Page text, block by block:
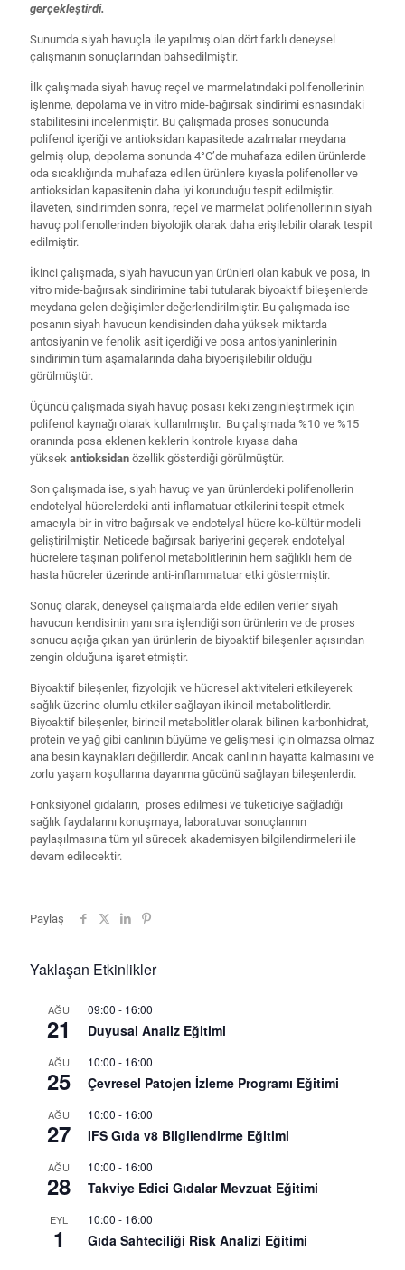
gerçekleştirdi.
Sunumda siyah havuçla ile yapılmış olan dört farklı deneysel
çalışmanın sonuçlarından bahsedilmiştir.
İlk çalışmada siyah havuç reçel ve marmelatındaki polifenollerinin
işlenme, depolama ve in vitro mide-bağırsak sindirimi esnasındaki
stabilitesini incelenmiştir. Bu çalışmada proses sonucunda
polifenol içeriği ve antioksidan kapasitede azalmalar meydana
gelmiş olup, depolama sonunda 4°C’de muhafaza edilen ürünlerde
oda sıcaklığında muhafaza edilen ürünlere kıyasla polifenoller ve
antioksidan kapasitenin daha iyi korunduğu tespit edilmiştir.
İlaveten, sindirimden sonra, reçel ve marmelat polifenollerinin siyah
havuç polifenollerinden biyolojik olarak daha erişilebilir olarak tespit
edilmiştir.
İkinci çalışmada, siyah havucun yan ürünleri olan kabuk ve posa, in
vitro mide-bağırsak sindirimine tabi tutularak biyoaktif bileşenlerde
meydana gelen değişimler değerlendirilmiştir. Bu çalışmada ise
posanın siyah havucun kendisinden daha yüksek miktarda
antosiyanin ve fenolik asit içerdiği ve posa antosiyaninlerinin
sindirimin tüm aşamalarında daha biyoerişilebilir olduğu
görülmüştür.
Üçüncü çalışmada siyah havuç posası keki zenginleştirmek için
polifenol kaynağı olarak kullanılmıştır. Bu çalışmada %10 ve %15
oranında posa eklenen keklerin kontrole kıyasa daha
yüksek antioksidan özellik gösterdiği görülmüştür.
Son çalışmada ise, siyah havuç ve yan ürünlerdeki polifenollerin
endotelyal hücrelerdeki anti-inflamatuar etkilerini tespit etmek
amacıyla bir in vitro bağırsak ve endotelyal hücre ko-kültür modeli
geliştirilmiştir. Neticede bağırsak bariyerini geçerek endotelyal
hücrelere taşınan polifenol metabolitlerinin hem sağlıklı hem de
hasta hücreler üzerinde anti-inflammatuar etki göstermiştir.
Sonuç olarak, deneysel çalışmalarda elde edilen veriler siyah
havucun kendisinin yanı sıra işlendiği son ürünlerin ve de proses
sonucu açığa çıkan yan ürünlerin de biyoaktif bileşenler açısından
zengin olduğuna işaret etmiştir.
Biyoaktif bileşenler, fizyolojik ve hücresel aktiviteleri etkileyerek
sağlık üzerine olumlu etkiler sağlayan ikincil metabolitlerdir.
Biyoaktif bileşenler, birincil metabolitler olarak bilinen karbonhidrat,
protein ve yağ gibi canlının büyüme ve gelişmesi için olmazsa olmaz
ana besin kaynakları değillerdir. Ancak canlının hayatta kalmasını ve
zorlu yaşam koşullarına dayanma gücünü sağlayan bileşenlerdir.
Fonksiyonel gıdaların, proses edilmesi ve tüketiciye sağladığı
sağlık faydalarını konuşmaya, laboratuvar sonuçlarının
paylaşılmasına tüm yıl sürecek akademisyen bilgilendirmeleri ile
devam edilecektir.
Paylaş
Yaklaşan Etkinlikler
AĞU
21
09:00 - 16:00
Duyusal Analiz Eğitimi
AĞU
25
10:00 - 16:00
Çevresel Patojen İzleme Programı Eğitimi
AĞU
27
10:00 - 16:00
IFS Gıda v8 Bilgilendirme Eğitimi
AĞU
28
10:00 - 16:00
Takviye Edici Gıdalar Mevzuat Eğitimi
EYL
1
10:00 - 16:00
Gıda Sahteciliği Risk Analizi Eğitimi